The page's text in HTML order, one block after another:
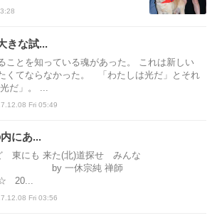
きな試...
ことを知っている魂があった。 これは新しい
くてならなかった。 「わたしは光だ」とそれ
だ」。 ...
Fri 05:49
にあ...
東にも 来た(北)道探せ みんな
一休宗純 禅師
☆ 20...
Fri 03:56